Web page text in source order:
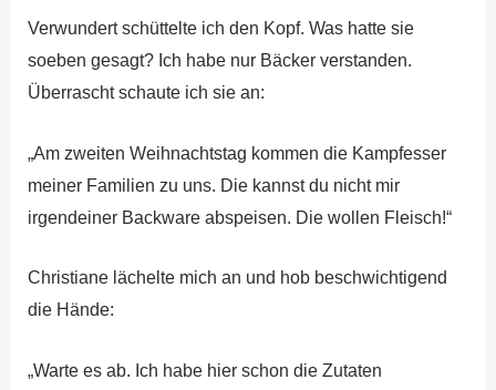
Verwundert schüttelte ich den Kopf. Was hatte sie
soeben gesagt? Ich habe nur Bäcker verstanden.
Überrascht schaute ich sie an:
„Am zweiten Weihnachtstag kommen die Kampfesser
meiner Familien zu uns. Die kannst du nicht mir
irgendeiner Backware abspeisen. Die wollen Fleisch!“
Christiane lächelte mich an und hob beschwichtigend
die Hände:
„Warte es ab. Ich habe hier schon die Zutaten